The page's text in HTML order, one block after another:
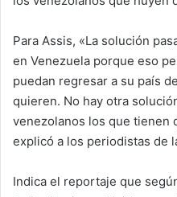
Para Assis, «La solución
en Venezuela porque eso
puedan regresar a su país
quieren. No hay otra
venezolanos los que tienen
explicó a los periodistas de
Indica el reportaje que